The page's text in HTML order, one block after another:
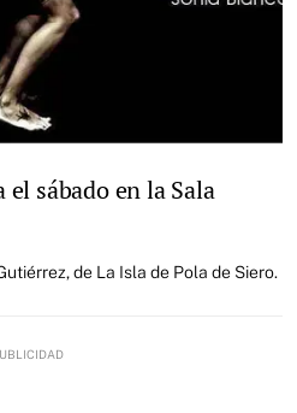
el sábado en la Sala
de La Isla de Pola de Siero.